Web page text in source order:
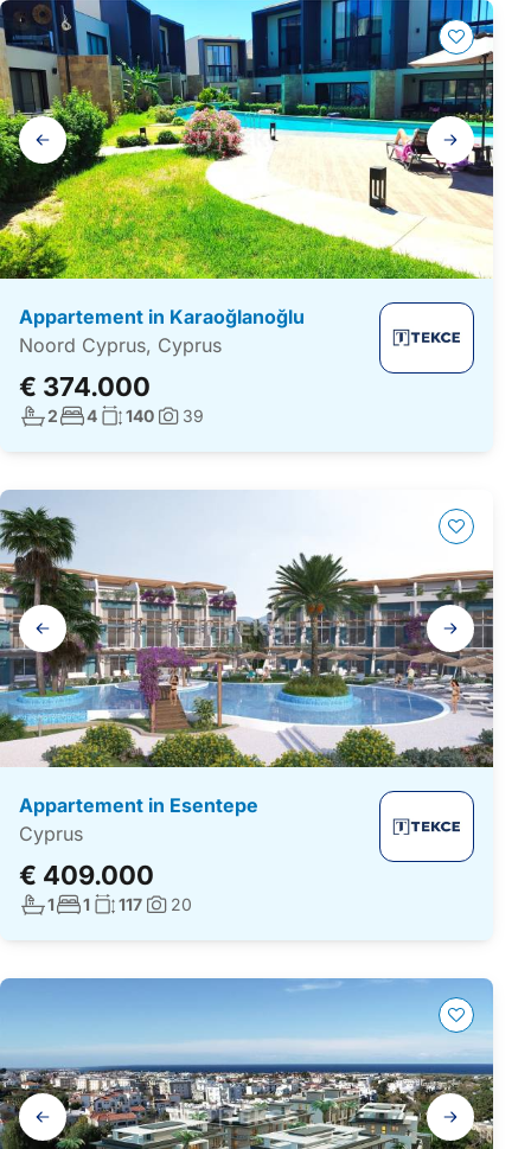
Galerij
navigatie
Appartement in Karaoğlanoğlu
Noord Cyprus, Cyprus
€ 374.000
Aantal badkamers:
2Aantal slaapkamers:
4Woonoppervlakte:
140Foto's:
39
Galerij
navigatie
Appartement in Esentepe
Cyprus
€ 409.000
Aantal badkamers:
1Aantal slaapkamers:
1 Woonoppervlakte:
117 Foto's:
20
Galerij
navigatie